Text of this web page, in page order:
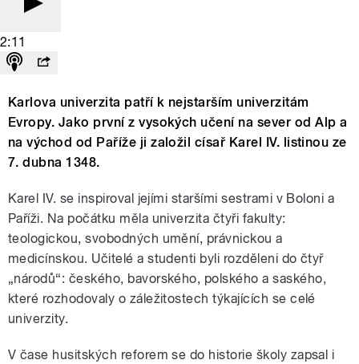
2:11
Karlova univerzita patří k nejstarším univerzitám
Evropy. Jako první z vysokých učení na sever od Alp a
na východ od Paříže ji založil císař Karel IV. listinou ze
7. dubna 1348.
Karel IV. se inspiroval jejími staršími sestrami v Boloni a
Paříži. Na počátku měla univerzita čtyři fakulty:
teologickou, svobodných umění, právnickou a
medicínskou. Učitelé a studenti byli rozděleni do čtyř
„národů“: českého, bavorského, polského a saského,
které rozhodovaly o záležitostech týkajících se celé
univerzity.
V čase husitských reforem se do historie školy zapsal i